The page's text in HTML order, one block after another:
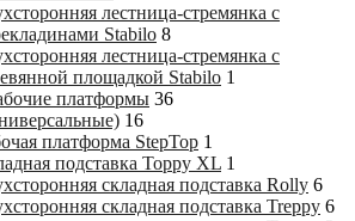
лестница-стремянка с
Stabilo 8
лестница-стремянка с
площадкой Stabilo 1
платформы 36
16
платформа StepTop 1
подставка Toppy XL 1
складная подставка Rolly 6
складная подставка Treppy 6